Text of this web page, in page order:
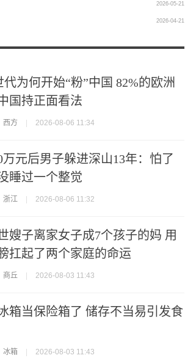
2026-05-21
2026-04-21
代为何开始“粉”中国 82%的欧洲
国持正面看法
西方 2026-08-06 11:34
万元后男子躲进深山13年：怕了
睡过一个整觉
浙江 2026-08-06 11:32
嫂子离家女子成7个孩子的妈 用
扛起了两个家庭的命运
商丘 2026-08-03 11:43
箱当保险箱了 储存不当易引发食
冰箱 2026-08-03 11:43